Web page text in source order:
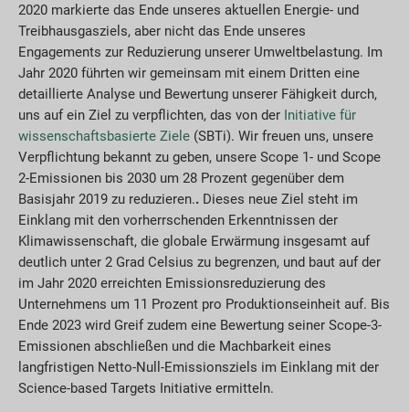
2020 markierte das Ende unseres aktuellen Energie- und
Treibhausgasziels, aber nicht das Ende unseres
Engagements zur Reduzierung unserer Umweltbelastung. Im
Jahr 2020 führten wir gemeinsam mit einem Dritten eine
detaillierte Analyse und Bewertung unserer Fähigkeit durch,
uns auf ein Ziel zu verpflichten, das von der Initiative für
wissenschaftsbasierte Ziele (SBTi). Wir freuen uns, unsere
Verpflichtung bekannt zu geben, unsere Scope 1- und Scope
2-Emissionen bis 2030 um 28 Prozent gegenüber dem
Basisjahr 2019 zu reduzieren.. Dieses neue Ziel steht im
Einklang mit den vorherrschenden Erkenntnissen der
Klimawissenschaft, die globale Erwärmung insgesamt auf
deutlich unter 2 Grad Celsius zu begrenzen, und baut auf der
im Jahr 2020 erreichten Emissionsreduzierung des
Unternehmens um 11 Prozent pro Produktionseinheit auf. Bis
Ende 2023 wird Greif zudem eine Bewertung seiner Scope-3-
Emissionen abschließen und die Machbarkeit eines
langfristigen Netto-Null-Emissionsziels im Einklang mit der
Science-based Targets Initiative ermitteln.